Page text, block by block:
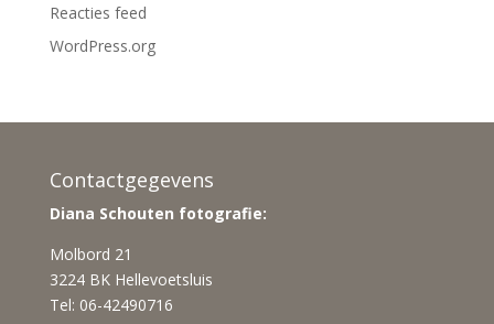
Reacties feed
WordPress.org
Contactgegevens
Diana Schouten fotografie:
Molbord 21
3224 BK Hellevoetsluis
Tel: 06-42490716